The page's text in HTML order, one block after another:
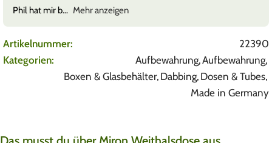
Artikelnummer:
22390
Kategorien:
Aufbewahrung,Aufbewahrung,
Boxen & Glasbehälter, Dabbing, Dosen & Tubes,
Made in Germany